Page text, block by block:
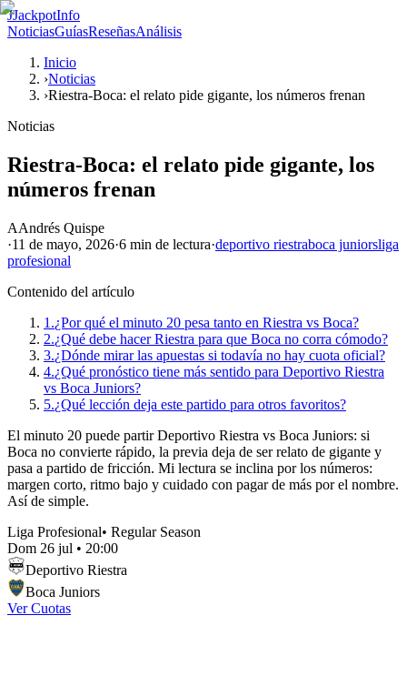
JJackpotInfo
NoticiasGuíasReseñasAnálisis
Inicio
›Noticias
›Riestra-Boca: el relato pide gigante, los números frenan
Noticias
Riestra-Boca: el relato pide gigante, los
números frenan
AAndrés Quispe
·11 de mayo, 2026·6 min de lectura·deportivo riestraboca juniorsliga
profesional
Contenido del artículo
1.¿Por qué el minuto 20 pesa tanto en Riestra vs Boca?
2.¿Qué debe hacer Riestra para que Boca no corra cómodo?
3.¿Dónde mirar las apuestas si todavía no hay cuota oficial?
4.¿Qué pronóstico tiene más sentido para Deportivo Riestra
vs Boca Juniors?
5.¿Qué lección deja este partido para otros favoritos?
El minuto 20 puede partir Deportivo Riestra vs Boca Juniors: si
Boca no convierte rápido, la previa deja de ser relato de gigante y
pasa a partido de fricción. Mi lectura se inclina por los números:
margen corto, ritmo bajo y cuidado con pagar de más por el nombre.
Así de simple.
Liga Profesional• Regular Season
Dom 26 jul • 20:00
Deportivo Riestra
Boca Juniors
Ver Cuotas